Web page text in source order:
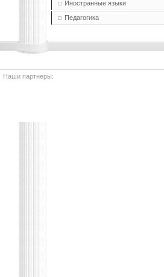
Иностранные языки
Педагогика
Наши партнеры: